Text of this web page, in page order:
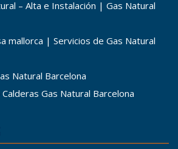
– Alta e Instalación | Gas Natural
mallorca | Servicios de Gas Natural
Natural Barcelona
Gas Natural Barcelona